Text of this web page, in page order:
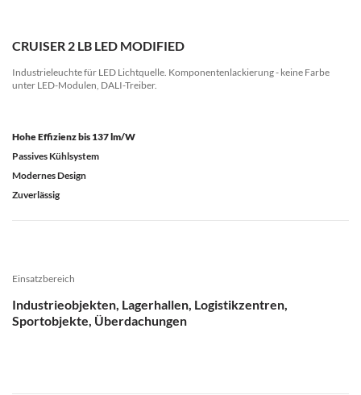
CRUISER 2 LB LED MODIFIED
Industrieleuchte für LED Lichtquelle. Komponentenlackierung - keine Farbe
unter LED-Modulen, DALI-Treiber.
Hohe Effizienz bis 137 lm/W
Passives Kühlsystem
Modernes Design
Zuverlässig
Einsatzbereich
Industrieobjekten, Lagerhallen, Logistikzentren,
Sportobjekte, Überdachungen